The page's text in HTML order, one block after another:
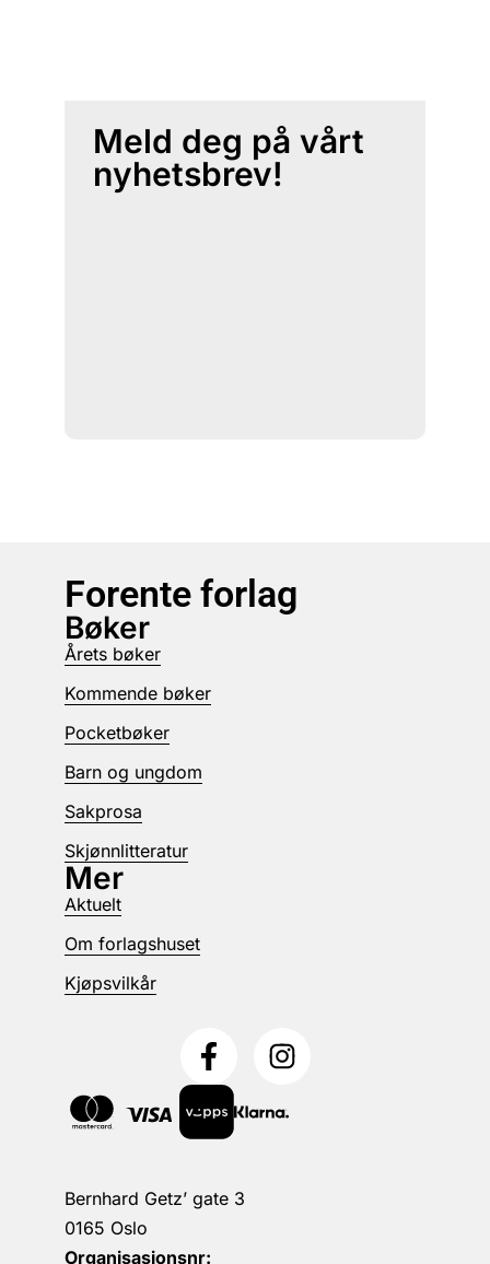
Meld deg på vårt
nyhetsbrev!
Forente forlag
Bernhard Getz’ gate 3
0165 Oslo
Organisasjonsnr:
Bøker
Årets bøker
Kommende bøker
Pocketbøker
Barn og ungdom
Sakprosa
Skjønnlitteratur
Mer
Aktuelt
Om forlagshuset
Kjøpsvilkår